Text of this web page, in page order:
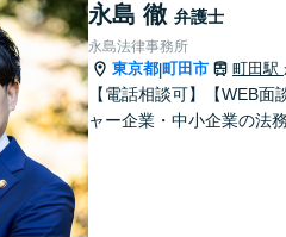
永島 徹 弁護士
永島法律事務所
東京都|町田市 町田駅
【電話相談可】【WEB
ャー企業・中小企業の法